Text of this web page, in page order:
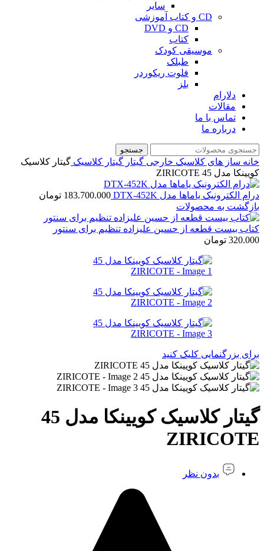
سایر
CD و کتاب آموزشی
CD و DVD
کتاب
موسیقی کودک
طبلک
فلوت ریکوردر
بلز
دلارام
مقالات
تماس با ما
درباره ما
جستجو
خانه ساز های کلاسیک خارجی گیتار گیتار کلاسیک گیتار کلاسیک
کویینکا مدل 45 ZIRICOTE
درام الکترونیک ياماها مدل DTX-452K 183.700.000 تومان
بازگشت به محصولات
کتاب بیست قطعه از حسین علیزاده تنظیم برای سنتور
320.000 تومان
برای بزرگنمایی کلیک کنید
گیتار کلاسیک کویینکا مدل 45
ZIRICOTE
بدون نظر